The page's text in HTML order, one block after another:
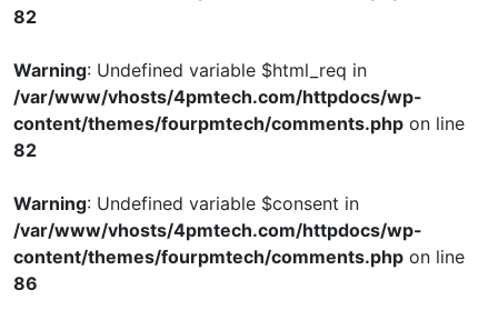
82
Warning: Undefined variable $html_req in
/var/www/vhosts/4pmtech.com/httpdocs/wp-
content/themes/fourpmtech/comments.php on line
82
Warning: Undefined variable $consent in
/var/www/vhosts/4pmtech.com/httpdocs/wp-
content/themes/fourpmtech/comments.php on line
86